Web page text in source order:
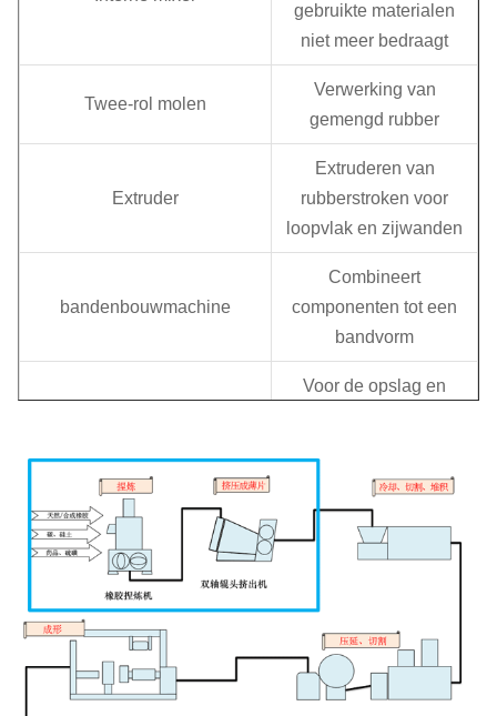
gebruikte materialen
niet meer bedraagt
Twee-rol molen
Verwerking van
gemengd rubber
Extruder
Extruderen van
rubberstroken voor
loopvlak en zijwanden
bandenbouwmachine
Combineert
componenten tot een
bandvorm
Voor de opslag en
Verhardingspers
Toepast warmte en
druk voor vulcanisatie
van banden
Balanceringsmachine
aanpassingen van de
bandenbalans